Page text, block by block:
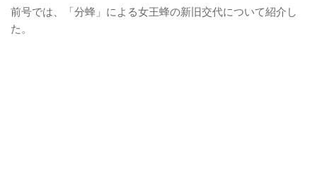
前号では、「分蜂」による女王蜂の新旧交代について紹介し
た。